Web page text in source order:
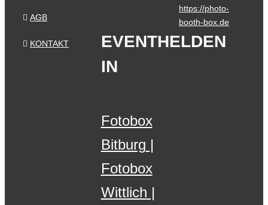
AGB
KONTAKT
https://photo-
booth-box.de
EVENTHELDEN
IN
Fotobox
Bitburg
Fotobox
Wittlich